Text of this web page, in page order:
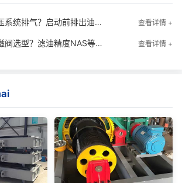
液压坝液压系统排气？启动前排出油路空气避免爬行故障 查看详情 +
液压坝电磁阀选型？滤油精度NAS等级对阀组可靠性的影响 查看详情 +